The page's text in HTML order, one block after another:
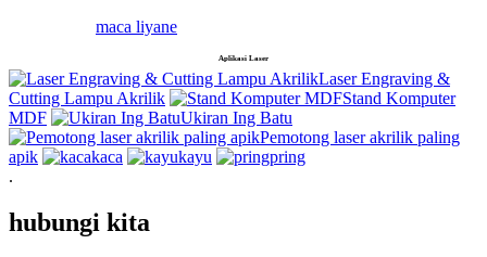
maca liyane
Aplikasi Laser
Laser Engraving &
Cutting Lampu Akrilik
Stand Komputer
MDF
Ukiran Ing Batu
Pemotong laser akrilik paling
apik
kaca kayu
pring
.
hubungi kita